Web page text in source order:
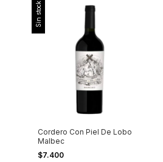
Sin stock
Cordero Con Piel De Lobo
Malbec
$7.400